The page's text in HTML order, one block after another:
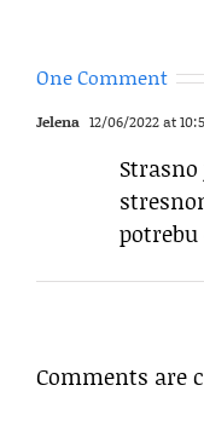
One Comment
Jelena 12/06/2022 at
Comments are